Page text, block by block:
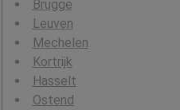
Brugge
Leuven
Mechelen
Kortrijk
Hasselt
Ostend